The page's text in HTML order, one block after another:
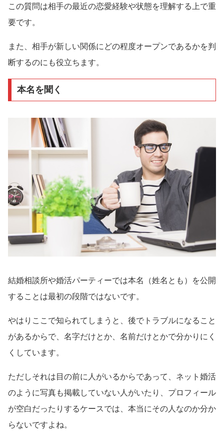
この質問は相手の最近の恋愛経験や状態を理解する上で重
要です。
また、相手が新しい関係にどの程度オープンであるかを判
断するのにも役立ちます。
本名を聞く
結婚相談所や婚活パーティーでは本名（姓名とも）を公開
することは最初の段階ではないです。
やはりここで知られてしまうと、後でトラブルになること
があるからで、名字だけとか、名前だけとかで分かりにく
くしています。
ただしそれは目の前に人がいるからであって、ネット婚活
のように写真も掲載していない人がいたり、プロフィール
が空白だったりするケースでは、本当にその人なのか分か
らないですよね。